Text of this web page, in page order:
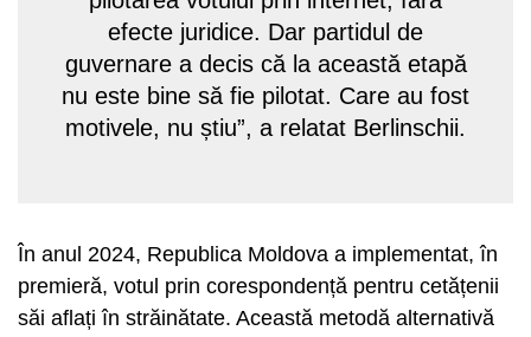
efecte juridice. Dar partidul de
guvernare a decis că la această etapă
nu este bine să fie pilotat. Care au fost
motivele, nu știu”, a relatat Berlinschii.
​În anul 2024, Republica Moldova a implementat, în
premieră, votul prin corespondență pentru cetățenii
săi aflați în străinătate. Această metodă alternativă